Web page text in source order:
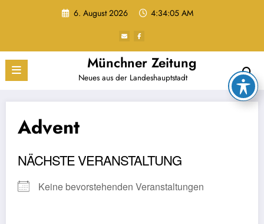
6. August 2026 4:34:05 AM
Münchner Zeitung
Neues aus der Landeshauptstadt
Advent
NÄCHSTE VERANSTALTUNG
Keine bevorstehenden Veranstaltungen